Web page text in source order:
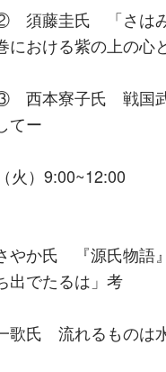
須藤圭氏 「さはみ
における紫の上の
西本寮子氏 戦国武
てー
火）9:00~12:00
か氏 『源氏物語
出でたるは」考
歌氏 流れるもの